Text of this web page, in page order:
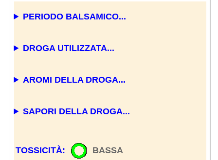
PERIODO BALSAMICO...
DROGA UTILIZZATA...
AROMI DELLA DROGA...
SAPORI DELLA DROGA...
TOSSICITÀ: BASSA